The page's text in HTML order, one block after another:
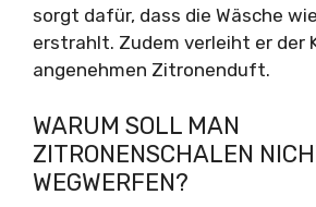
sorgt dafür, dass die Wäsche
erstrahlt. Zudem verleiht er der
angenehmen Zitronenduft.
WARUM SOLL MAN
ZITRONENSCHALEN
WEGWERFEN?